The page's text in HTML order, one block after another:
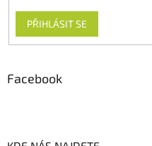
PŘIHLÁSIT SE
Facebook